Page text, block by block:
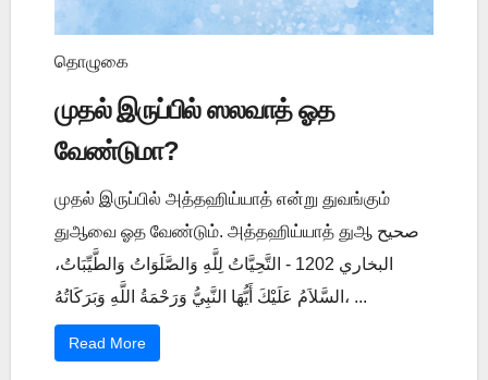
தொழுகை
முதல் இருப்பில் ஸலவாத் ஓத
வேண்டுமா?
முதல் இருப்பில் அத்தஹிய்யாத் என்று துவங்கும்
துஆவை ஓத வேண்டும். அத்தஹிய்யாத் துஆ صحيح
البخاري 1202 - التَّحِيَّاتُ لِلَّهِ وَالصَّلَوَاتُ وَالطَّيِّبَاتُ،
السَّلاَمُ عَلَيْكَ أَيُّهَا النَّبِيُّ وَرَحْمَةُ اللَّهِ وَبَرَكَاتُهُ، ...
Read More